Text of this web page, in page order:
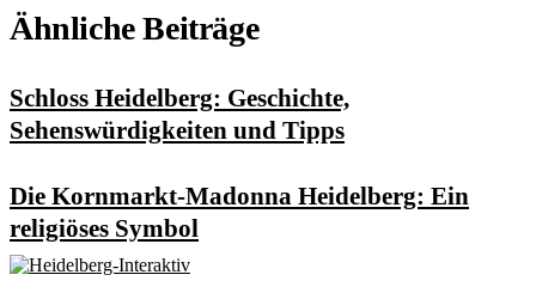
Ähnliche Beiträge
Schloss Heidelberg: Geschichte,
Sehenswürdigkeiten und Tipps
Die Kornmarkt-Madonna Heidelberg: Ein
religiöses Symbol